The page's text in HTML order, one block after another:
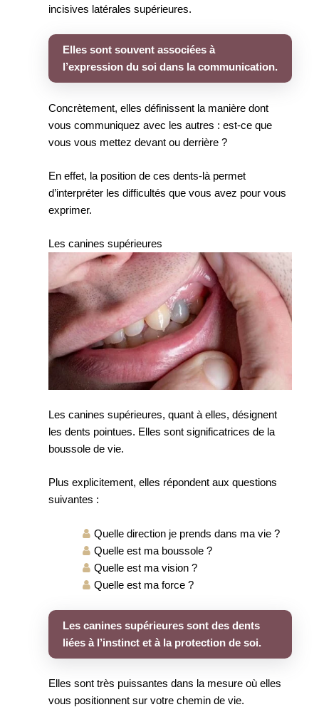
incisives latérales supérieures.
Elles sont souvent associées à
l’expression du soi dans la communication.
Concrètement, elles définissent la manière dont
vous communiquez avec les autres : est-ce que
vous vous mettez devant ou derrière ?
En effet, la position de ces dents-là permet
d’interpréter les difficultés que vous avez pour vous
exprimer.
Les canines supérieures
Les canines supérieures, quant à elles, désignent
les dents pointues. Elles sont significatrices de la
boussole de vie.
Plus explicitement, elles répondent aux questions
suivantes :
Quelle direction je prends dans ma vie ?
Quelle est ma boussole ?
Quelle est ma vision ?
Quelle est ma force ?
Les canines supérieures sont des dents
liées à l’instinct et à la protection de soi.
Elles sont très puissantes dans la mesure où elles
vous positionnent sur votre chemin de vie.